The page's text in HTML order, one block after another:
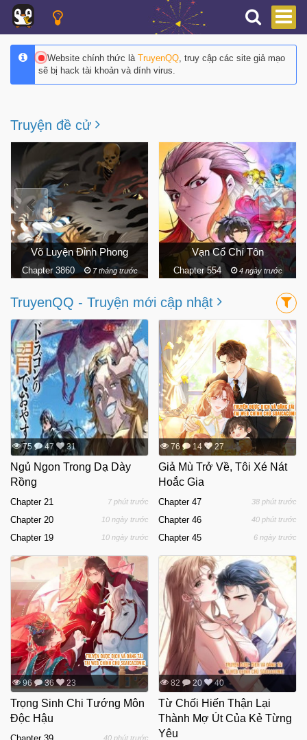
Website chính thức là TruyenQQ, truy cập các site giả mạo
sẽ bị hack tài khoản và dính virus.
Truyện đề cử
Vạn Cổ Chí Tôn
Chapter 554 4 ngày trước
Ngã Lão Ma Thần
Chapter 324 2 ngày trước
TruyenQQ - Truyện mới cập nhật
75 47 31
Ngủ Ngon Trong Dạ Dày
Rồng
Chapter 21 7 phút trước
Chapter 20 10 ngày trước
Chapter 19 10 ngày trước
76 14 27
Giả Mù Trở Về, Tôi Xé Nát
Hoắc Gia
Chapter 47 38 phút trước
Chapter 46 40 phút trước
Chapter 45 6 ngày trước
96 36 23
Trọng Sinh Chi Tướng Môn
Độc Hậu
40 phút trước
82 20 40
Từ Chối Hiến Thận Lại
Thành Mợ Út Của Kẻ Từng
Yêu